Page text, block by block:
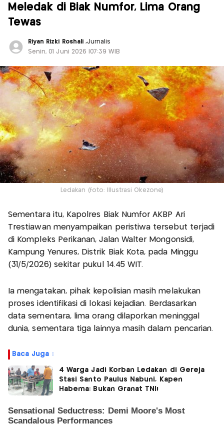
Meledak di Biak Numfor, Lima Orang
Tewas
Riyan Rizki Roshali ,Jurnalis
Senin, 01 Juni 2026 |07:39 WIB
Ledakan (foto: Illustrasi Okezone)
Sementara itu, Kapolres Biak Numfor AKBP Ari
Trestiawan menyampaikan peristiwa tersebut terjadi
di Kompleks Perikanan, Jalan Walter Mongonsidi,
Kampung Yenures, Distrik Biak Kota, pada Minggu
(31/5/2026) sekitar pukul 14.45 WIT.
Ia mengatakan, pihak kepolisian masih melakukan
proses identifikasi di lokasi kejadian. Berdasarkan
data sementara, lima orang dilaporkan meninggal
dunia, sementara tiga lainnya masih dalam pencarian.
Baca Juga :
4 Warga Jadi Korban Ledakan di Gereja
Stasi Santo Paulus Nabuni, Kapen
Habema: Bukan Granat TNI!